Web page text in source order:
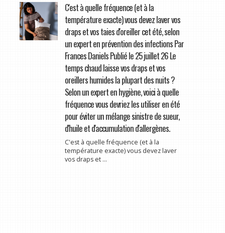
C'est à quelle fréquence (et à la
température exacte) vous devez laver vos
draps et vos taies d'oreiller cet été, selon
un expert en prévention des infections Par
Frances Daniels Publié le 25 juillet 26 Le
temps chaud laisse vos draps et vos
oreillers humides la plupart des nuits ?
Selon un expert en hygiène, voici à quelle
fréquence vous devriez les utiliser en été
pour éviter un mélange sinistre de sueur,
d'huile et d'accumulation d'allergènes.
C'est à quelle fréquence (et à la
température exacte) vous devez laver
vos draps et ...